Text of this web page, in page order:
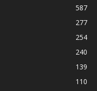
587
277
254
240
139
110